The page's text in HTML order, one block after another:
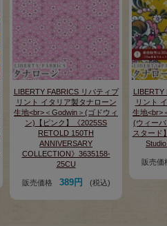
LIBERTY FABRICS リバティプ
リント イタリア製タナローン
生地<br>＜Godwin＞(ゴドウィ
ン)【ピンク】《2025SS
RETOLD 150TH
ANNIVERSARY
COLLECTION》3635158-
25CU
販売価格 389円 (税込)
LIBERTY
リント
生地<br>
(ウィー
スタード
販売価